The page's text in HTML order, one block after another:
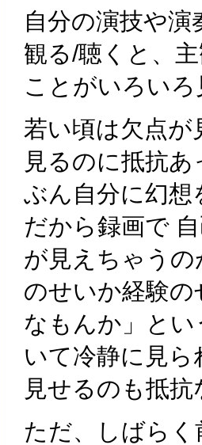
自分の演技や
観る/聴くと、
ことがいろい
若い頃は欠点
見るのに抵抗
ぶん自分に幻
だから録画で
が見えちゃう
のせいか経験
なもんか」と
いて冷静に見
見せるのも抵
ただ、しばら